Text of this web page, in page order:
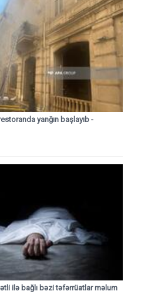
yanğın başlayıb -
ilə bağlı bəzi təfərrüatlar məlum